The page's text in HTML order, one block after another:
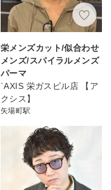
栄メンズカット/似合わせ
メンズ/スパイラルメンズ
パーマ
`AXIS 栄ガスビル店 【ア
クシス】
矢場町駅